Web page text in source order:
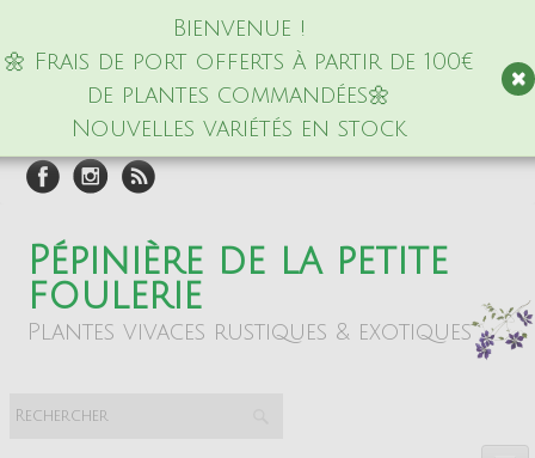
Bienvenue !
🌼 Frais de port offerts à partir de 100€
de plantes commandées🌼
Nouvelles variétés en stock
Pépinière de la petite
foulerie
Plantes vivaces rustiques & exotiques